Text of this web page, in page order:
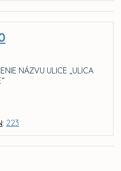
NÁZVU ULICE „ULICA
: 223